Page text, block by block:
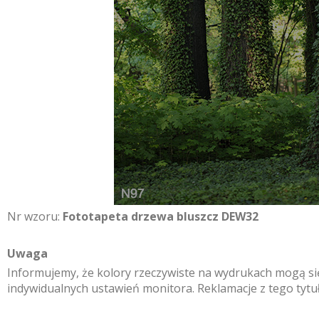
Nr wzoru: Fototapeta drzewa bluszcz DEW32
Uwaga
Informujemy, że kolory rzeczywiste na wydrukach mogą
indywidualnych ustawień monitora. Reklamacje z tego